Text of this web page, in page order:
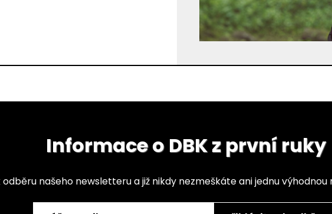
Informace o DBK z první ruky
odběru našeho newsletteru a již nikdy nezmeškáte ani jednu výhodnou